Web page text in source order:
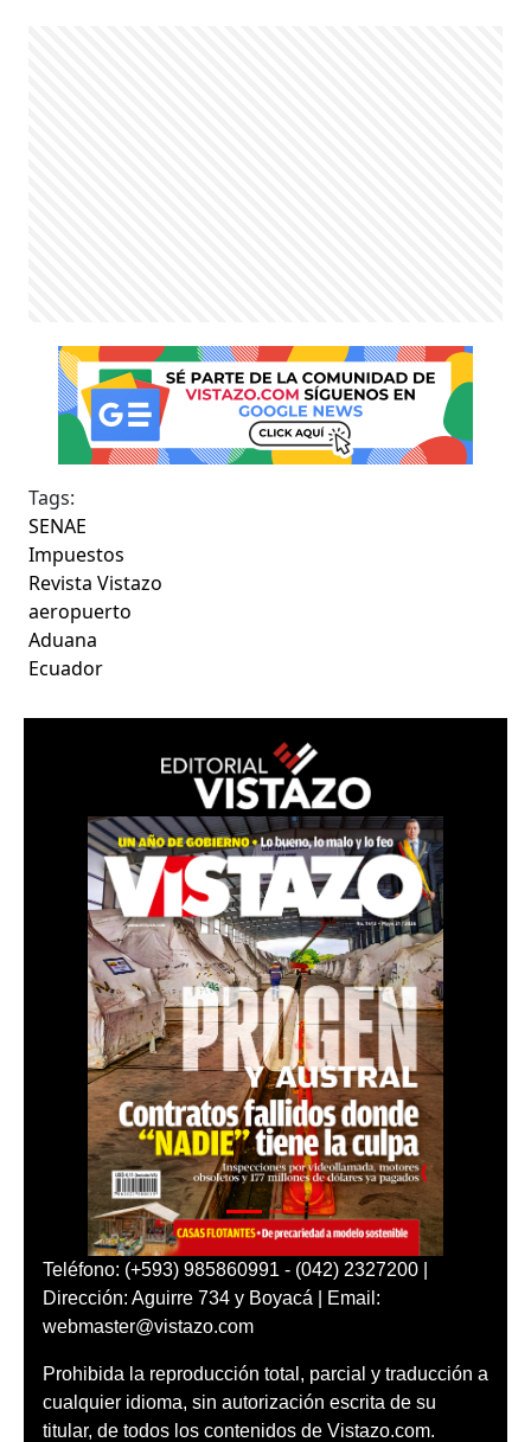
Tags:
SENAE
Impuestos
Revista Vistazo
aeropuerto
Aduana
Ecuador
Teléfono: (+593) 985860991 - (042) 2327200 |
Dirección: Aguirre 734 y Boyacá | Email:
webmaster@vistazo.com
Prohibida la reproducción total, parcial y traducción a
cualquier idioma, sin autorización escrita de su
titular, de todos los contenidos de Vistazo.com.